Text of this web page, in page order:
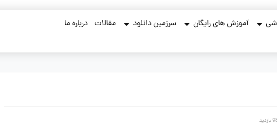
آموزش های رایگان سرزمین دانلود مقالات درباره ما